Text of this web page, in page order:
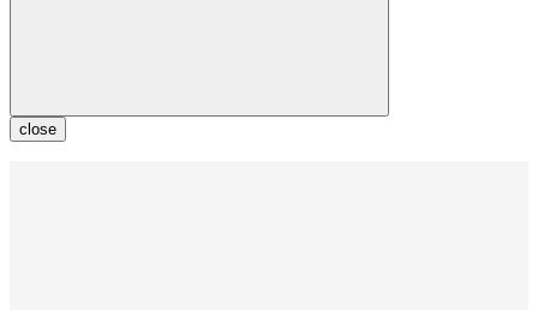
close